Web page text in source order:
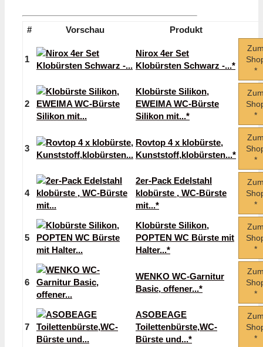
# Vorschau Produkt
1
Nirox 4er Set
Klobürsten Schwarz -...*
*
2
Klobürste Silikon,
EWEIMA WC-Bürste
Silikon mit...*
*
3
Rovtop 4 x klobürste,
Kunststoff,klobürsten...*
*
4
2er-Pack Edelstahl
klobürste , WC-Bürste
mit...*
*
5
Klobürste Silikon,
POPTEN WC Bürste mit
Halter...*
*
6
WENKO WC-Garnitur
Basic, offener...*
*
7
ASOBEAGE
Toilettenbürste,WC-
Bürste und...*
*